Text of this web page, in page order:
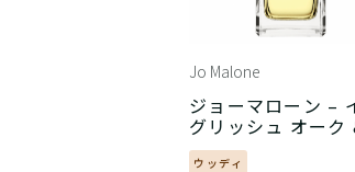
Jo Malone
ジョーマローン –
グリッシュ オーク
ヘーゼルナッツ
ウッディ